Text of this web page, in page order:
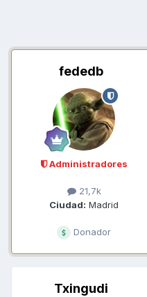
fededb
Administradores
21,7k
Ciudad: Madrid
Donador
Txingudi